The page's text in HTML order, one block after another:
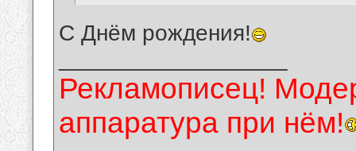
С Днём рождения!
Рекламописец!
аппаратура при нём!